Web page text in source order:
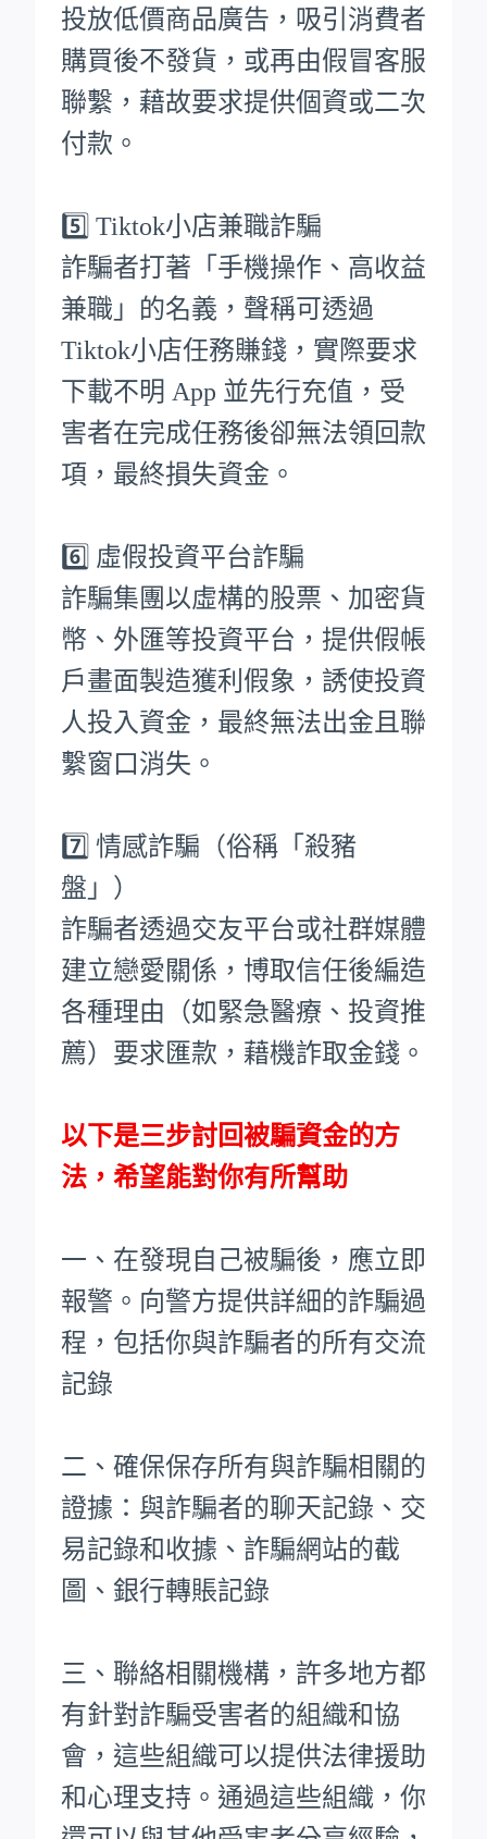
投放低價商品廣告，吸引消費者
購買後不發貨，或再由假冒客服
聯繫，藉故要求提供個資或二次
付款。
5️⃣ Tiktok小店兼職詐騙
詐騙者打著「手機操作、高收益
兼職」的名義，聲稱可透過
Tiktok小店任務賺錢，實際要求
下載不明 App 並先行充值，受
害者在完成任務後卻無法領回款
項，最終損失資金。
6️⃣ 虛假投資平台詐騙
詐騙集團以虛構的股票、加密貨
幣、外匯等投資平台，提供假帳
戶畫面製造獲利假象，誘使投資
人投入資金，最終無法出金且聯
繫窗口消失。
7️⃣ 情感詐騙（俗稱「殺豬
盤」）
詐騙者透過交友平台或社群媒體
建立戀愛關係，博取信任後編造
各種理由（如緊急醫療、投資推
薦）要求匯款，藉機詐取金錢。
以下是三步討回被騙資金的方
法，希望能對你有所幫助
一、在發現自己被騙後，應立即
報警。向警方提供詳細的詐騙過
程，包括你與詐騙者的所有交流
記錄
二、確保保存所有與詐騙相關的
證據：與詐騙者的聊天記錄、交
易記錄和收據、詐騙網站的截
圖、銀行轉賬記錄
三、聯絡相關機構，許多地方都
有針對詐騙受害者的組織和協
會，這些組織可以提供法律援助
和心理支持。通過這些組織，你